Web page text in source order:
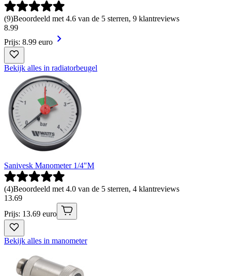
(9)Beoordeeld met 4.6 van de 5 sterren, 9 klantreviews
8.99
Prijs: 8.99 euro
Bekijk alles in radiatorbeugel
Sanivesk Manometer 1/4"M
(4)Beoordeeld met 4.0 van de 5 sterren, 4 klantreviews
13.69
Prijs: 13.69 euro
Bekijk alles in manometer